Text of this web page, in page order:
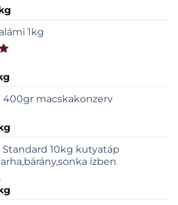
1kg
400gr macskakonzerv
Standard 10kg kutyatáp
ízben